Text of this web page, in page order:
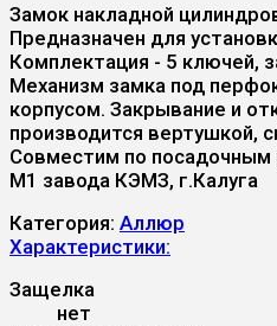
Замок накладной
Предназначен для
Комплектация - 5 ключей,
Механизм замка под
корпусом. Закрывание и
производится вертушкой,
Совместим по
М1 завода КЭМЗ, г.Калуга
Категория: Аллюр
Характеристики:
Защелка
нет